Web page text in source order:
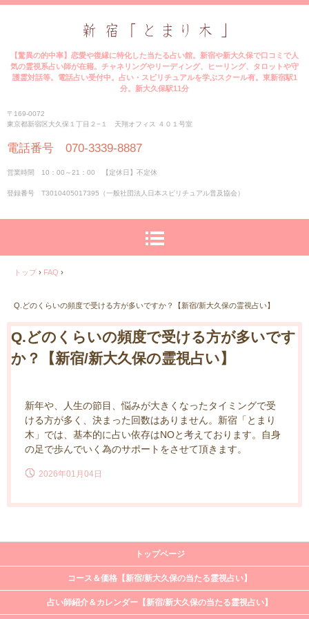
【驚異の的中率】恋愛や復縁に特化した当たる占い館。新宿や新大久保で口コミで人
気の霊視系占い師が在籍。チャネリングやリーディング、ヒーリング、タロットや守
護霊対話等。電話占い受付中。占い・スピリチュアルを学ぶスクール有。東新宿駅1
分。新大久保駅11分
〒169-0072
東京都新宿区大久保１丁目２−１ 天翔オフィス ４０１号室
電話番号 070-3339-8887
営業時間 10：00～21：00 【定休日】不定休
登録番号 T3010405017395（一般社団法人日本スピリチュアル普及協会）
トップ › FAQ ›
Q.どのくらいの頻度で受ける方が多いですか？【新宿/新大久保の霊視占い】
Q.どのくらいの頻度で受ける方が多いです
か？【新宿/新大久保の霊視占い】
新年や、人生の節目、悩みが大きくなったタイミングで受
ける方が多く、決まった回数はありません。新宿「とまり
木」では、基本的に占い依存はNOと考えております。自身
の足で歩んでいく為のサポートをさせて頂きます。
2026年01月04日
トップページ
コース＆価格【新宿/新大久保の当たる霊視占い】
占い師紹介＆カレンダー【新宿/新大久保の当たる霊視占い】